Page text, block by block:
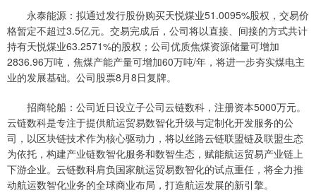
永泰能源：拟通过发行股份购买天悦煤业51.0095%股权，交易价
格暂定不超过3.5亿元。交易完成后，公司将以直接、间接的方式共计
持有天悦煤业63.2571%的股权；公司优质焦煤资源储量可增加
2836.96万吨，焦煤产能产量可增加60万吨/年，将进一步夯实煤电主
业的发展基础。公司股票8月8日复牌。
招商轮船：公司近日设立子公司云链数科，注册资本5000万元。
云链数科是专注于提供航运贸易数智化升级与定制化开发服务的公
司，以区块链技术作为核心驱动力，将以丝路云链联盟链及联盟生态
为依托，构建产业链数智化服务和数智生态，赋能航运贸易产业链上
下游企业。云链数科肩负国家航运贸易数智化的试点重任，将全力推
动航运数智化业务的全球商业布局，打造航运发展的新引擎。